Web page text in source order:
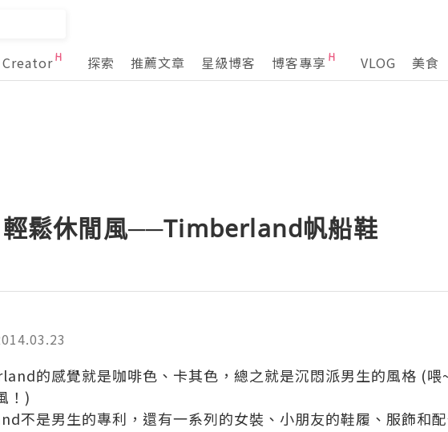
Creator 探索 推薦文章 星級博客 博客專享 VLOG 美食
輕鬆休閒風──Timberland帆船鞋
的感覺就是咖啡色、卡其色，總之就是沉悶派男生的風格 (喂
)
不是男生的專利，還有一系列的女裝、小朋友的鞋履、服飾和配